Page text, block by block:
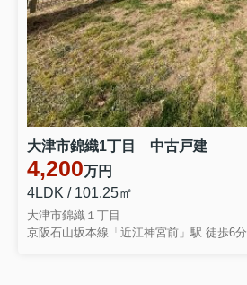
大津市錦織1丁目 中古戸建
4,200万円
4LDK / 101.25㎡
大津市錦織１丁目
京阪石山坂本線「近江神宮前」駅 徒歩6分